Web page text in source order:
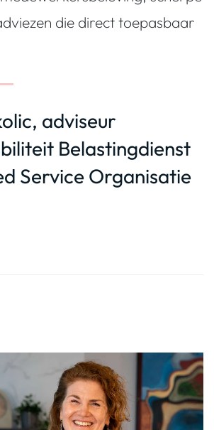
die direct toepasbaar
adviseur
Belastingdienst
Service Organisatie